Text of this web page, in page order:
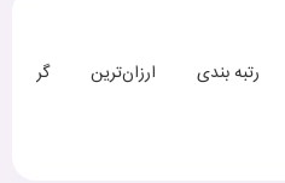
رتبه بندی ارزان‌ترین